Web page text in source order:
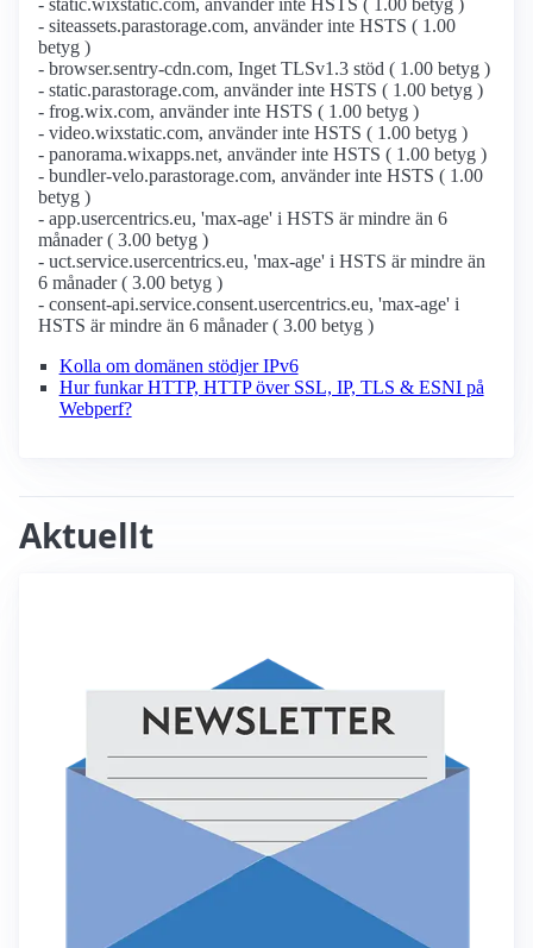
- static.wixstatic.com, använder inte HSTS ( 1.00 betyg )
- siteassets.parastorage.com, använder inte HSTS ( 1.00
betyg )
- browser.sentry-cdn.com, Inget TLSv1.3 stöd ( 1.00 betyg )
- static.parastorage.com, använder inte HSTS ( 1.00 betyg )
- frog.wix.com, använder inte HSTS ( 1.00 betyg )
- video.wixstatic.com, använder inte HSTS ( 1.00 betyg )
- panorama.wixapps.net, använder inte HSTS ( 1.00 betyg )
- bundler-velo.parastorage.com, använder inte HSTS ( 1.00
betyg )
- app.usercentrics.eu, 'max-age' i HSTS är mindre än 6
månader ( 3.00 betyg )
- uct.service.usercentrics.eu, 'max-age' i HSTS är mindre än
6 månader ( 3.00 betyg )
- consent-api.service.consent.usercentrics.eu, 'max-age' i
HSTS är mindre än 6 månader ( 3.00 betyg )
Kolla om domänen stödjer IPv6
Hur funkar HTTP, HTTP över SSL, IP, TLS & ESNI på
Webperf?
Aktuellt